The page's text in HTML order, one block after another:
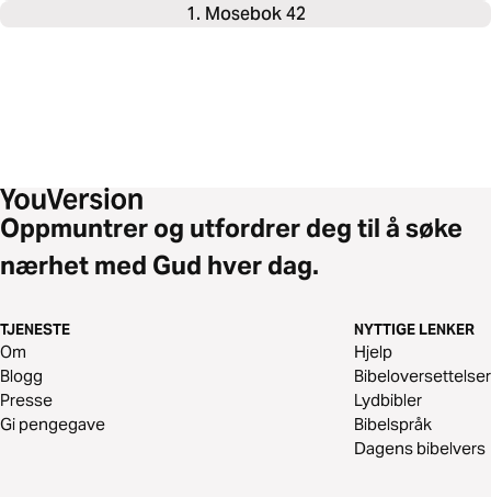
1. Mosebok 42
Oppmuntrer og utfordrer deg til å søke
nærhet med Gud hver dag.
TJENESTE
Om
Blogg
Presse
Gi pengegave
NYTTIGE LENKER
Hjelp
Bibeloversettelser
Lydbibler
Bibelspråk
Dagens bibelvers